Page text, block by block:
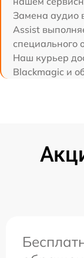
Замена аудио
Assist
специального
Наш курьер
Blackmagic и